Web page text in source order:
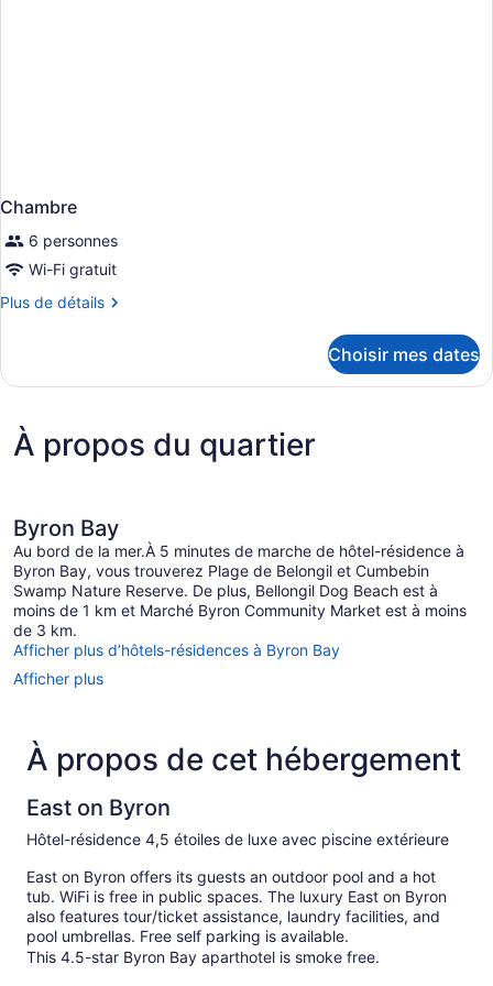
Chambre
6 personnes
Wi-Fi gratuit
Plus de détails
Plus
Chambre
Choisir mes dates
À propos du quartier
Byron Bay
Au bord de la mer.À 5 minutes de marche de hôtel-résidence à
Byron Bay, vous trouverez Plage de Belongil et Cumbebin
Swamp Nature Reserve. De plus, Bellongil Dog Beach est à
moins de 1 km et Marché Byron Community Market est à moins
de 3 km.
Afficher plus d’hôtels-résidences à Byron Bay
Afficher plus
À propos de cet hébergement
East on Byron
Hôtel-résidence 4,5 étoiles de luxe avec piscine extérieure
East on Byron offers its guests an outdoor pool and a hot
tub. WiFi is free in public spaces. The luxury East on Byron
also features tour/ticket assistance, laundry facilities, and
pool umbrellas. Free self parking is available.
This 4.5-star Byron Bay aparthotel is smoke free.